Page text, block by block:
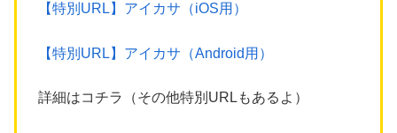
【特別URL】アイカサ（iOS用）
【特別URL】アイカサ（Android用）
詳細はコチラ（その他特別URLもあるよ）